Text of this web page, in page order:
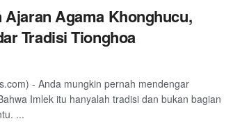
Ajaran Agama Khonghucu,
Tradisi Tionghoa
- Anda mungkin pernah mendengar
Imlek itu hanyalah tradisi dan bukan bagian
...